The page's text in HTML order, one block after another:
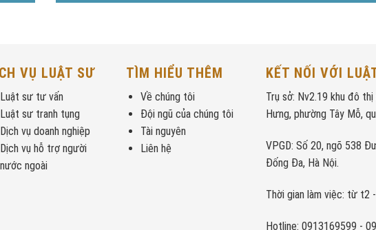
VỤ LUẬT SƯ
Luật sư tư vấn
Luật sư tranh tụng
Dịch vụ doanh nghiệp
Dịch vụ hỗ trợ người
nước ngoài
TÌM HIỂU THÊM
Về chúng tôi
Đội ngũ của chúng tôi
Tài nguyên
Liên hệ
KẾT NỐI VỚI
Trụ sở: Nv2.19 khu đô
Hưng, phường Tây Mỗ,
VPGD: Số 20, ngõ 538
Đống Đa, Hà Nội.
Thời gian làm việc: từ t2
Hotline: 0913169599 -